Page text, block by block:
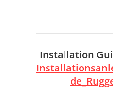
Installation